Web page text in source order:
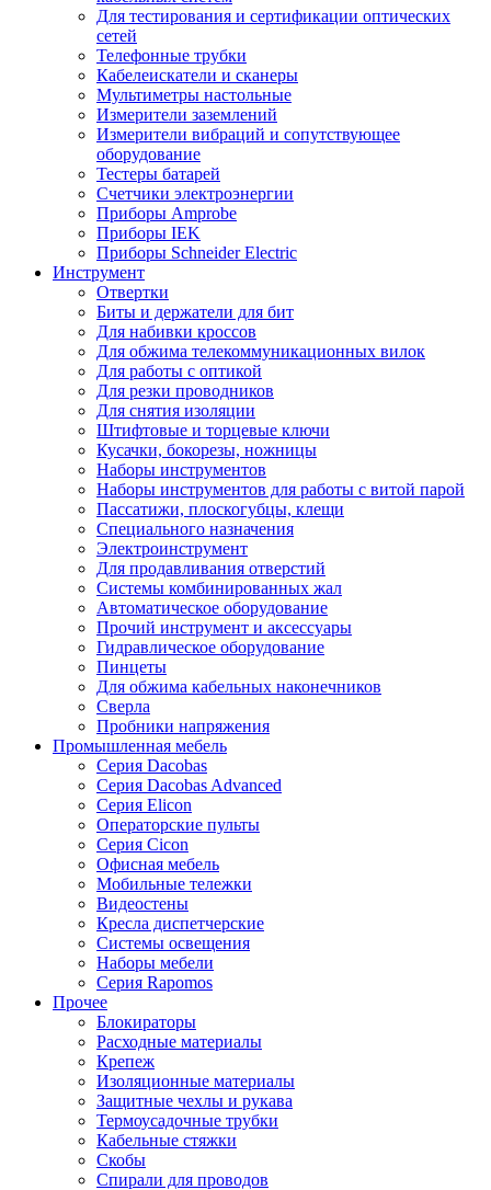
Для тестирования и сертификации оптических
сетей
Телефонные трубки
Кабелеискатели и сканеры
Мультиметры настольные
Измерители заземлений
Измерители вибраций и сопутствующее
оборудование
Тестеры батарей
Счетчики электроэнергии
Приборы Amprobe
Приборы IEK
Приборы Schneider Electric
Инструмент
Отвертки
Биты и держатели для бит
Для набивки кроссов
Для обжима телекоммуникационных вилок
Для работы с оптикой
Для резки проводников
Для снятия изоляции
Штифтовые и торцевые ключи
Кусачки, бокорезы, ножницы
Наборы инструментов
Наборы инструментов для работы с витой парой
Пассатижи, плоскогубцы, клещи
Специального назначения
Электроинструмент
Для продавливания отверстий
Системы комбинированных жал
Автоматическое оборудование
Прочий инструмент и аксессуары
Гидравлическое оборудование
Пинцеты
Для обжима кабельных наконечников
Сверла
Пробники напряжения
Промышленная мебель
Серия Dacobas
Серия Dacobas Advanced
Серия Elicon
Операторские пульты
Серия Cicon
Офисная мебель
Мобильные тележки
Видеостены
Кресла диспетчерские
Системы освещения
Наборы мебели
Серия Rapomos
Прочее
Блокираторы
Расходные материалы
Крепеж
Изоляционные материалы
Защитные чехлы и рукава
Термоусадочные трубки
Кабельные стяжки
Скобы
Спирали для проводов